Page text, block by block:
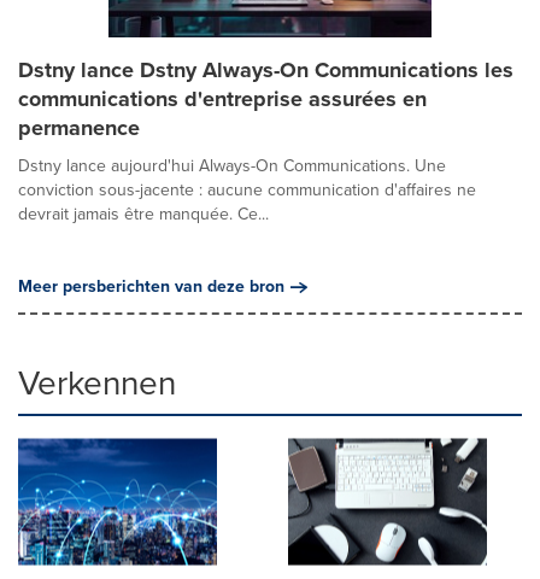
Dstny lance Dstny Always-On Communications les
communications d'entreprise assurées en
permanence
Dstny lance aujourd'hui Always-On Communications. Une
conviction sous-jacente : aucune communication d'affaires ne
devrait jamais être manquée. Ce...
Meer persberichten van deze bron
Verkennen